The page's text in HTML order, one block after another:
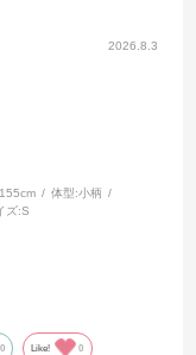
2026.8.3
体型:小柄
ズ:S
0 Like! 0